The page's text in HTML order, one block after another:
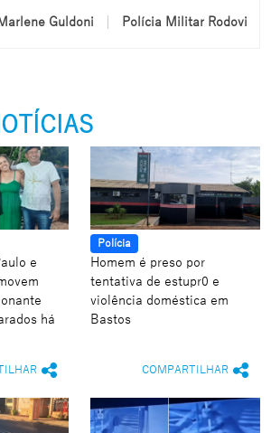
Guldoni Polícia Militar Rodoviária
e
há
Polícia
Homem é preso por
tentativa de estupr0 e
violência doméstica em
Bastos
COMPARTILHAR